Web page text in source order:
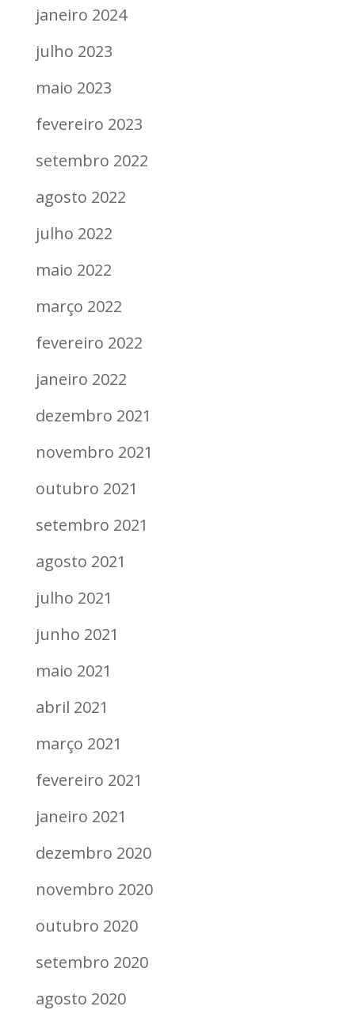
janeiro 2024
julho 2023
maio 2023
fevereiro 2023
setembro 2022
agosto 2022
julho 2022
maio 2022
março 2022
fevereiro 2022
janeiro 2022
dezembro 2021
novembro 2021
outubro 2021
setembro 2021
agosto 2021
julho 2021
junho 2021
maio 2021
abril 2021
março 2021
fevereiro 2021
janeiro 2021
dezembro 2020
novembro 2020
outubro 2020
setembro 2020
agosto 2020